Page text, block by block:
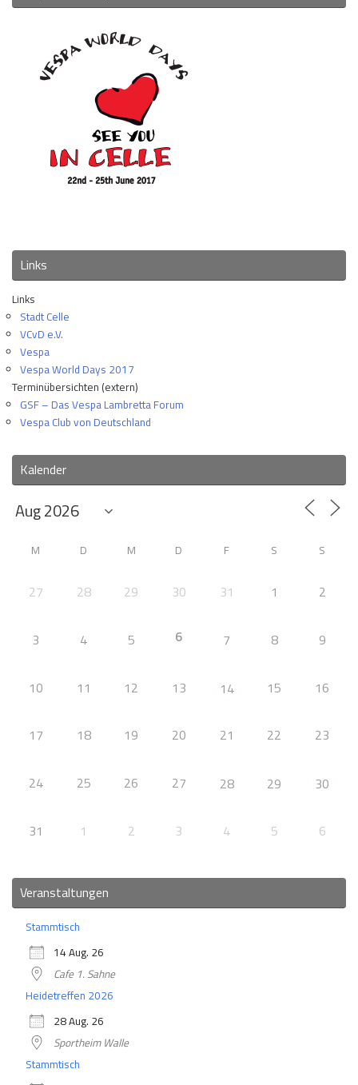
Links
Links
Stadt Celle
VCvD e.V.
Vespa
Vespa World Days 2017
Terminübersichten (extern)
GSF – Das Vespa Lambretta Forum
Vespa Club von Deutschland
Kalender
M D M D F S S
27 28 29 30 31 1 2
3 4 5 6 7 8 9
10 11 12 13 14 15 16
17 18 19 20 21 22 23
24 25 26 27 28 29 30
31 1 2 3 4 5 6
Veranstaltungen
Stammtisch
14 Aug. 26
Cafe 1. Sahne
Heidetreffen 2026
28 Aug. 26
Sportheim Walle
Stammtisch